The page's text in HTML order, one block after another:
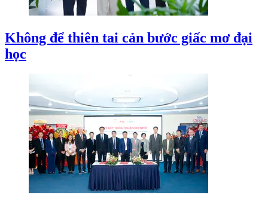
Không để thiên tai cản bước giấc mơ đại
học